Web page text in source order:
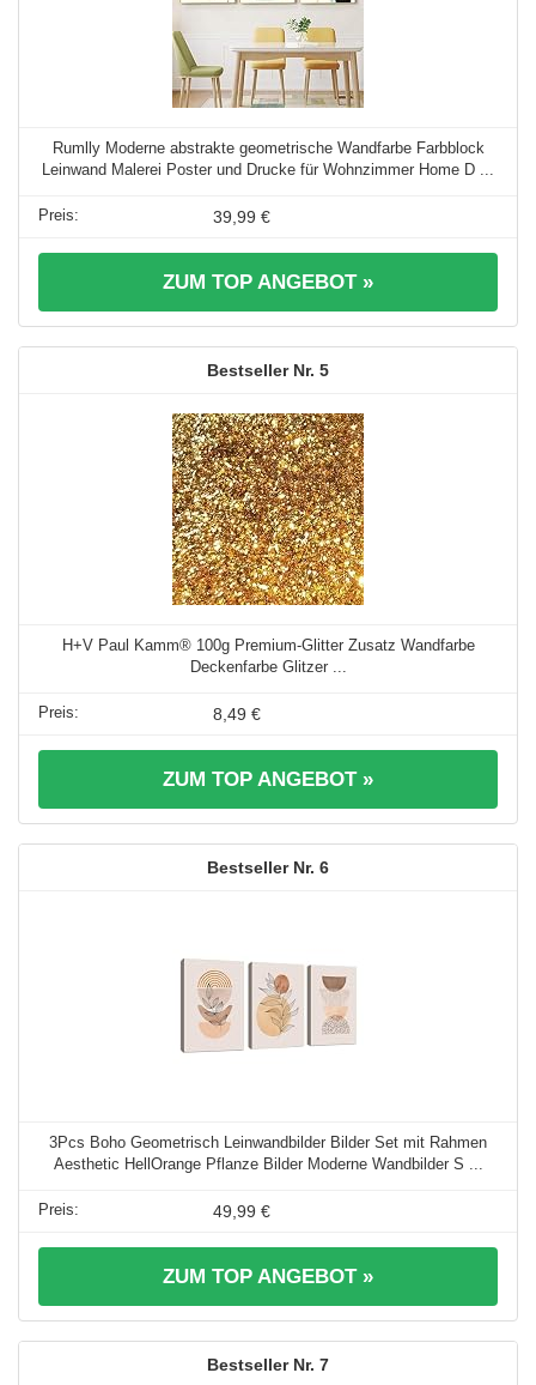
Rumlly Moderne abstrakte geometrische Wandfarbe Farbblock
Leinwand Malerei Poster und Drucke für Wohnzimmer Home D ...
39,99 €
ZUM TOP ANGEBOT »
5
H+V Paul Kamm® 100g Premium-Glitter Zusatz Wandfarbe
Deckenfarbe Glitzer ...
8,49 €
ZUM TOP ANGEBOT »
6
3Pcs Boho Geometrisch Leinwandbilder Bilder Set mit Rahmen
Aesthetic HellOrange Pflanze Bilder Moderne Wandbilder S ...
49,99 €
ZUM TOP ANGEBOT »
7